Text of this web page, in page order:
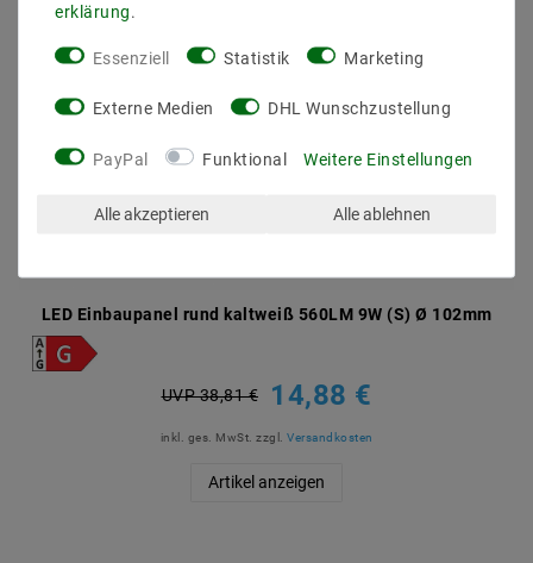
LED Einbaupanel rund kaltweiß 560LM 9W (S) Ø 102mm
UVP 38,81 € 14,88 €
inkl. ges. MwSt. zzgl. Versandkosten
Artikel anzeigen
erklärung
Essenziell Statistik Marketing
Externe Medien DHL Wunschzustellung
PayPal Funktional Weitere Einstellungen
Alle akzeptieren Alle ablehnen